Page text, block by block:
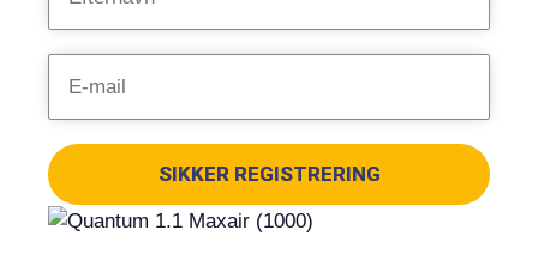
SIKKER REGISTRERING